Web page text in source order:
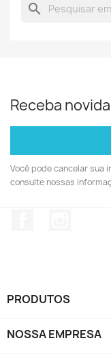
search
Receba
Você pode cancelar sua
consulte nossas
PRODUTOS
NOSSA EMPRESA